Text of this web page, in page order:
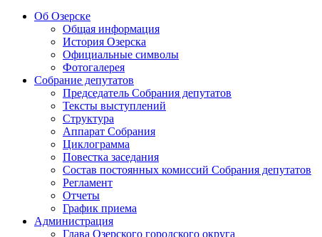
Об Озерске
Общая информация
История Озерска
Официальные символы
Фотогалерея
Собрание депутатов
Председатель Собрания депутатов
Тексты выступлений
Структура
Аппарат Собрания
Циклограмма
Повестка заседания
Состав постоянных комиссий Собрания депутатов
Регламент
Отчеты
График приема
Администрация
Глава Озерского городского округа